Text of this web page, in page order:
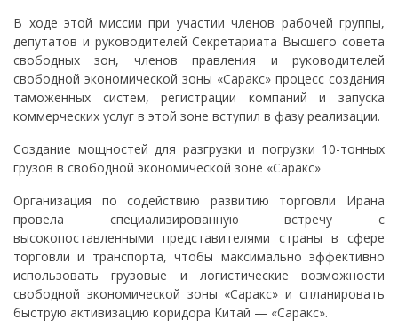
В ходе этой миссии при участии членов рабочей группы,
депутатов и руководителей Секретариата Высшего совета
свободных зон, членов правления и руководителей
свободной экономической зоны «Саракс» процесс создания
таможенных систем, регистрации компаний и запуска
коммерческих услуг в этой зоне вступил в фазу реализации.
Создание мощностей для разгрузки и погрузки 10-тонных
грузов в свободной экономической зоне «Саракс»
Организация по содействию развитию торговли Ирана
провела специализированную встречу с
высокопоставленными представителями страны в сфере
торговли и транспорта, чтобы максимально эффективно
использовать грузовые и логистические возможности
свободной экономической зоны «Саракс» и спланировать
быструю активизацию коридора Китай — «Саракс».